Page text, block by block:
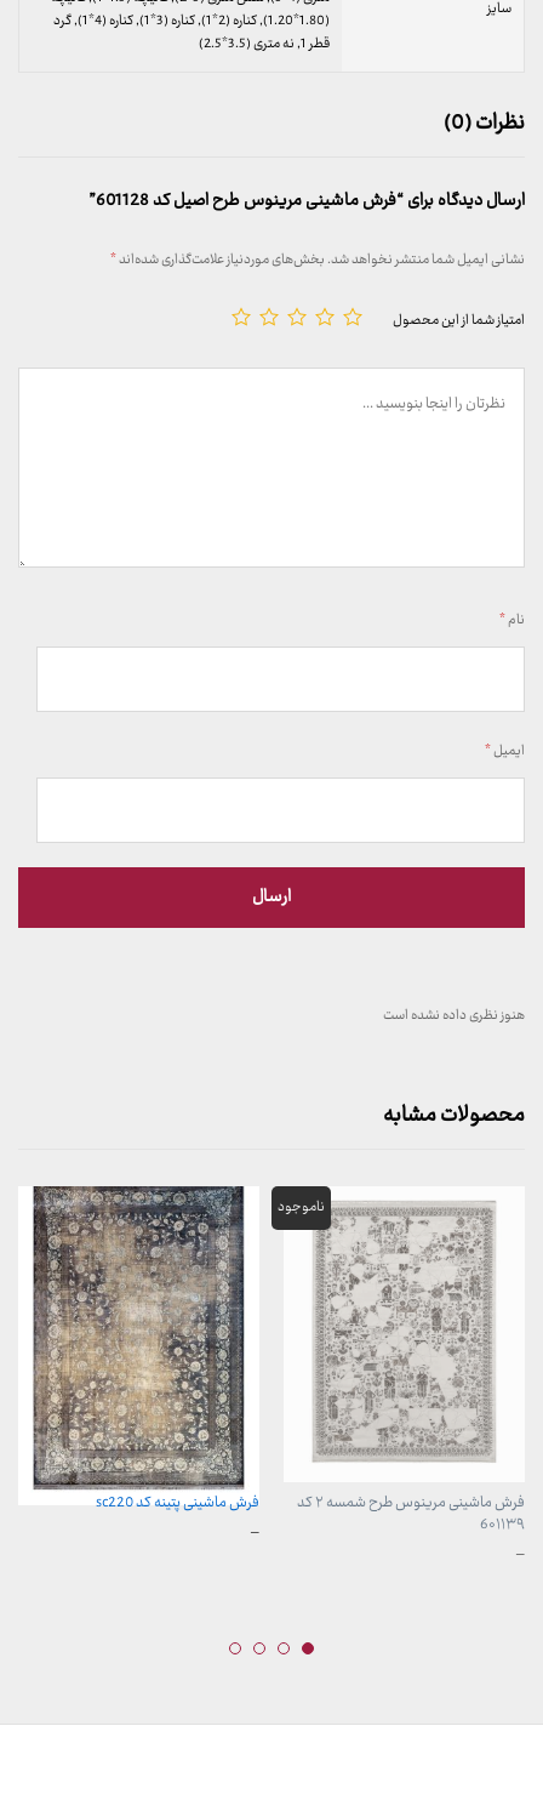
سایز
(1.80*1.20), کناره (2*1), کناره (3*1), کناره (4*1), گرد
قطر 1, نه متری (3.5*2.5)
نظرات (0)
ارسال دیدگاه برای “فرش ماشینی مرینوس طرح اصیل کد 601128”
نشانی ایمیل شما منتشر نخواهد شد.بخش‌های موردنیاز علامت‌گذاری شده‌اند*
امتیاز شما از این محصول
نام*
ایمیل*
هنوز نظری داده نشده است
محصولات مشابه
فرش ماشینی مرینوس طرح شمسه ۲ کد
6۰۱۱۳۹
–محدوده
فرش ماشینی پتینه کد sc220
–محدوده